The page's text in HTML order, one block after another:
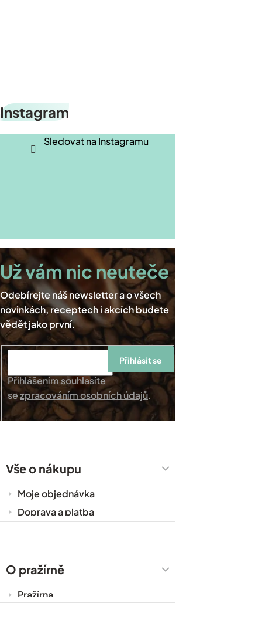
á
p
Instagram
Sledovat na Instagramu
Přihlášením souhlasíte
sezpracováním osobních údajů.
Přihlásit se
Vše o nákupu
Moje objednávka
Doprava a platba
Obchodní podmínky
O pražírně
Pražírna